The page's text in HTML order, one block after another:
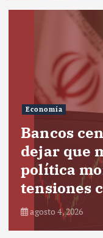
Economía
Bancos
dejar que
política
tensiones
agosto 4, 2026